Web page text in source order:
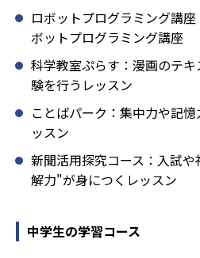
ロボットプログラミング講
ボットプログラミング講座
科学教室ぷらす：漫画のテ
験を行うレッスン
ことばパーク：集中力や記
ッスン
新聞活用探究コース：入試
解力"が身につくレッスン
中学生の学習コース